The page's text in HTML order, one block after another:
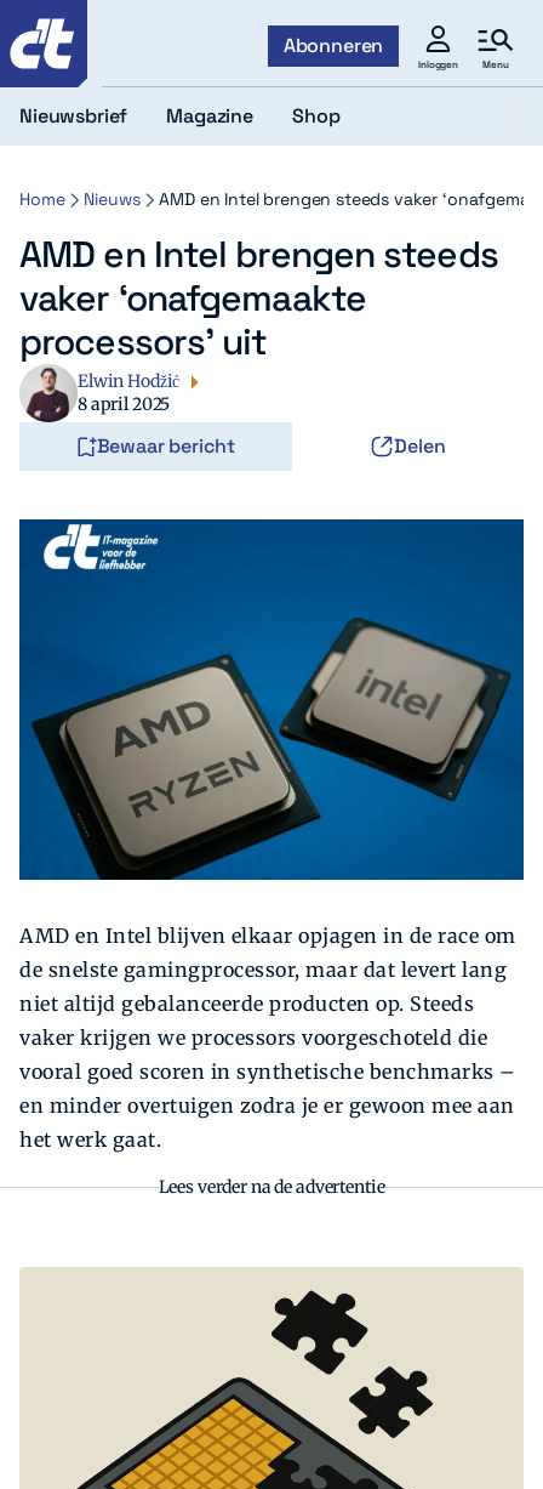
Abonneren
Inloggen Menu
Zoeken
Nieuwsbrief Magazine Shop
Home Nieuws AMD en Intel brengen steeds vaker
AMD en Intel brengen steeds
vaker ‘onafgemaakte
processors’ uit
Elwin Hodžić
8 april 2025
Bewaar bericht Delen
AMD en Intel blijven elkaar opjagen in de race om
de snelste gamingprocessor, maar dat levert lang
niet altijd gebalanceerde producten op. Steeds
vaker krijgen we processors voorgeschoteld die
vooral goed scoren in synthetische benchmarks –
en minder overtuigen zodra je er gewoon mee aan
het werk gaat.
Lees verder na de advertentie